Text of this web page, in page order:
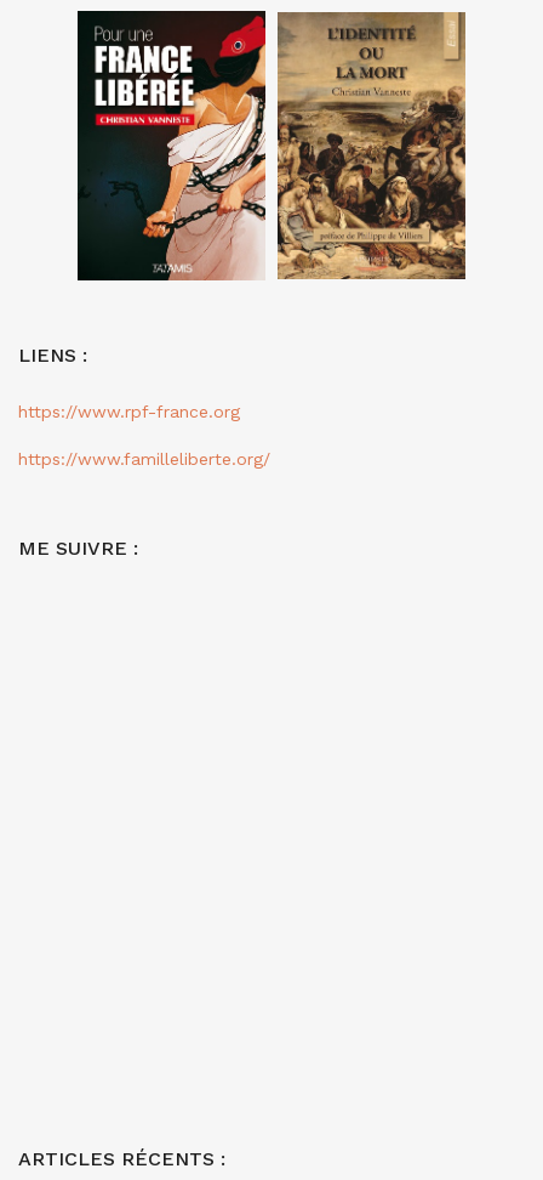
LIENS :
https://www.rpf-france.org
https://www.familleliberte.org/
ME SUIVRE :
ARTICLES RÉCENTS :